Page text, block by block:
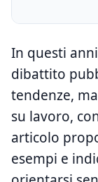
In questi
dibattito
tendenze,
su lavoro,
articolo
esempi e